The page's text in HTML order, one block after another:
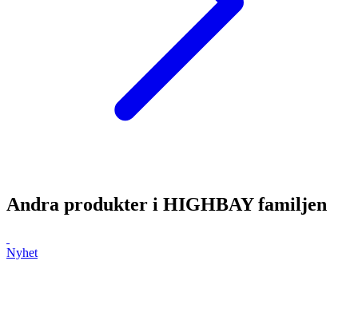
Andra produkter i HIGHBAYfamiljen
Nyhet